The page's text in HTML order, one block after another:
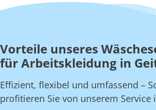
Vorteile unseres
für Arbeitskleidung in
Effizient, flexibel und umfassend –
profitieren Sie von unserem Service